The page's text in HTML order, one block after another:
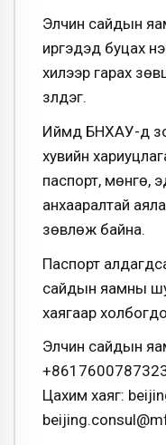
Элчин сайдын
иргэдэд буцах
хилээр гарах
үзүүлдэг.
Иймд БНХАУ-д
хувийн
паспорт, мөнгө,
анхааралтай
зөвлөж байна.
Паспорт
сайдын яамны
хаягаар
Элчин сайдын
Цахим хаяг: